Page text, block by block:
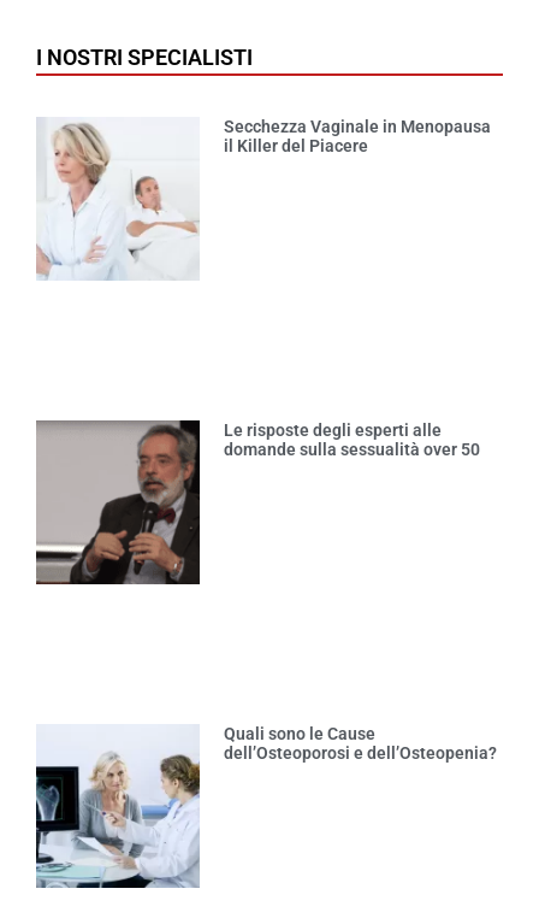
I NOSTRI SPECIALISTI
Secchezza Vaginale in Menopausa
il Killer del Piacere
Le risposte degli esperti alle
domande sulla sessualità over 50
Quali sono le Cause
dell’Osteoporosi e dell’Osteopenia?